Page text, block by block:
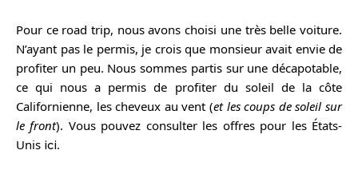
Pour ce road trip, nous avons choisi une très belle voiture.
N’ayant pas le permis, je crois que monsieur avait envie de
profiter un peu. Nous sommes partis sur une décapotable,
ce qui nous a permis de profiter du soleil de la côte
Californienne, les cheveux au vent (et les coups de soleil sur
le front). Vous pouvez consulter les offres pour les États-
Unis ici.